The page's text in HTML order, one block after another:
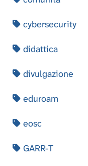
cybersecurity
didattica
divulgazione
eduroam
eosc
GARR-T